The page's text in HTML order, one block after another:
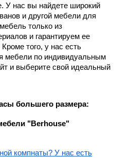
У нас вы найдете широкий
и другой мебели для
только из
и гарантируем ее
того, у нас есть
мебели по индивидуальным
и выберите свой идеальный
большего размера:
"Berhouse"
компнаты? У нас есть